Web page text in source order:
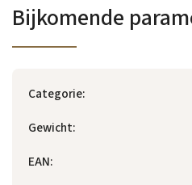
Bijkomende
Categorie:
Gewicht:
EAN: